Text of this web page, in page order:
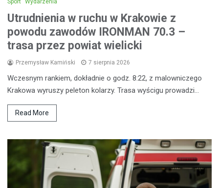
Sport Wydarzenia
Utrudnienia w ruchu w Krakowie z
powodu zawodów IRONMAN 70.3 –
trasa przez powiat wielicki
Przemysław Kamiński 7 sierpnia 2026
Wczesnym rankiem, dokładnie o godz. 8:22, z malowniczego
Krakowa wyruszy peleton kolarzy. Trasa wyścigu prowadzi…
Read More